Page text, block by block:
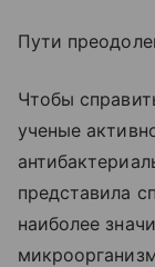
Пути
Чтобы
ученые
представила
наиболее